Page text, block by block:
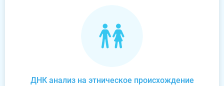
ДНК анализ на этническое происхождение